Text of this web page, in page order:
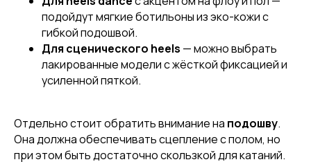
подойдут мягкие ботильоны из эко-кожи с
гибкой подошвой.
Для сценического heels — можно выбрать
лакированные модели с жёсткой фиксацией и
усиленной пяткой.
Отдельно стоит обратить внимание на подошву.
Она должна обеспечивать сцепление с полом, но
при этом быть достаточно скользкой для катаний.